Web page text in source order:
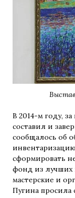
В 2014-м году,
составил и
сообщалось об
сформировать
фонд из лучших
мастерские и
Пугина просила